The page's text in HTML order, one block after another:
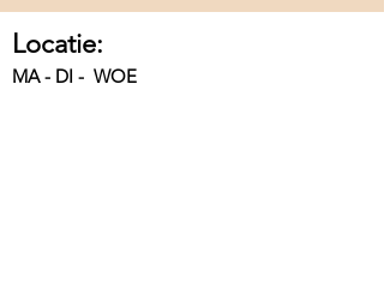
Locatie:
MA - DI - WOE